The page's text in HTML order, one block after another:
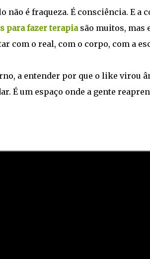
não é fraqueza. É consciência. E a
para fazer terapiasão muitos, mas
com o real, com o corpo, com a
a entender por que o like virou
É um espaço onde a gente